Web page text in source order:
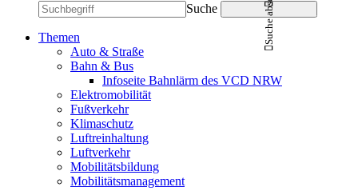
Suche
Themen
Auto & Straße
Bahn & Bus
Infoseite Bahnlärm des VCD NRW
Elektromobilität
Fußverkehr
Klimaschutz
Luftreinhaltung
Luftverkehr
Mobilitätsbildung
Mobilitätsmanagement